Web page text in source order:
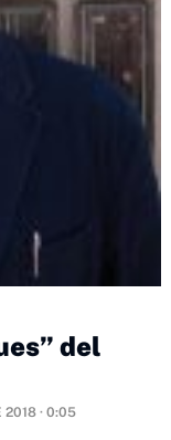
del
2018 · 0:05